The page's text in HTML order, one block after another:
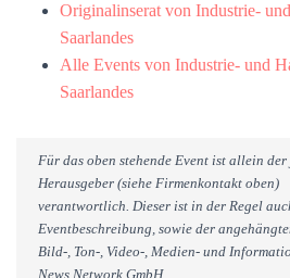
Originalinserat von Industrie-
Saarlandes
Alle Events von Industrie- und
Saarlandes
Für das oben stehende Event ist allein
Herausgeber (siehe Firmenkontakt oben)
verantwortlich. Dieser ist in der Regel
Eventbeschreibung, sowie der
Bild-, Ton-, Video-, Medien- und
News Network GmbH